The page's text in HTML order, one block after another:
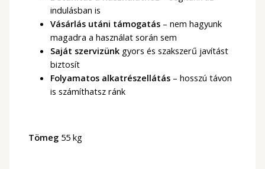
indulásban is
Vásárlás utáni támogatás – nem hagyunk
magadra a használat során sem
Saját szervizünk gyors és szakszerű javítást
biztosít
Folyamatos alkatrészellátás – hosszú távon
is számíthatsz ránk
Tömeg 55 kg